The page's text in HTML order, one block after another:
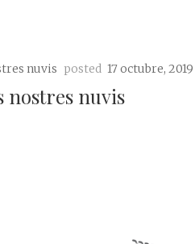
nuvis posted 17 octubre, 2019
nostres nuvis